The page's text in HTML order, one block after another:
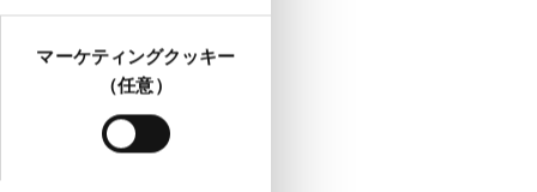
マーケティングクッキー
（任意）